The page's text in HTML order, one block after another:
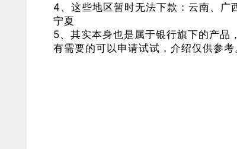
4、这些地区暂时无法下款：云南、广
宁夏
5、其实本身也是属于银行旗下的产品
有需要的可以申请试试，介绍仅供参考